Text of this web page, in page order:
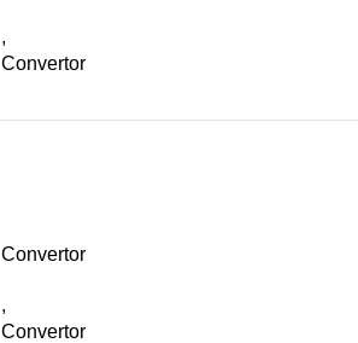
,
Convertor
Convertor
,
Convertor